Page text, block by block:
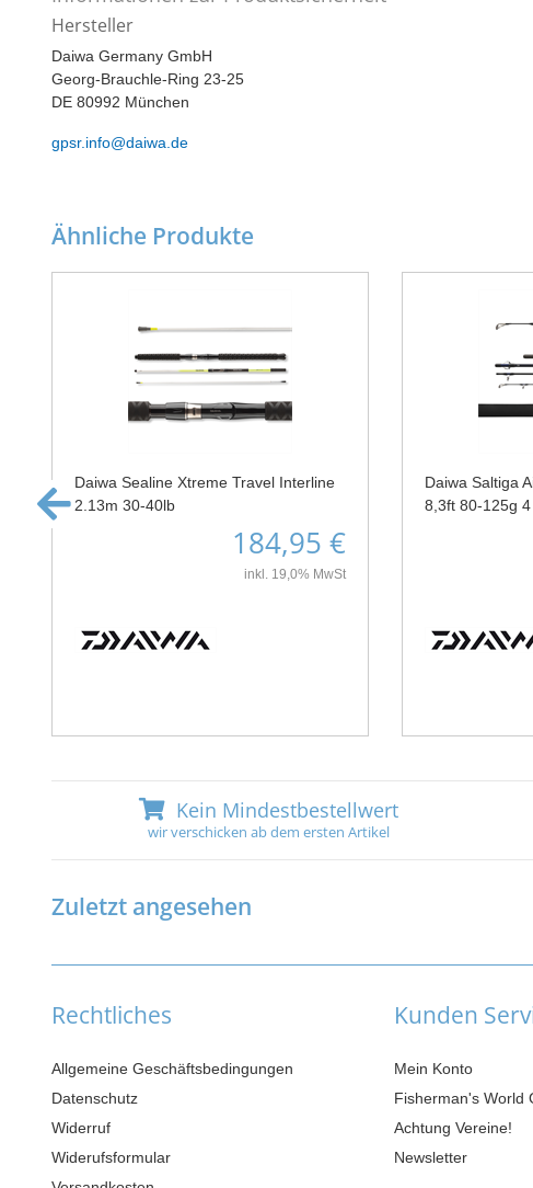
Hersteller
Daiwa Germany GmbH
Georg-Brauchle-Ring 23-25
DE 80992 München
gpsr.info@daiwa.de
Ähnliche Produkte
Daiwa Sealine Xtreme Travel Interline
2.13m 30-40lb
184,95 €
inkl. 19,0% MwSt
Daiwa Saltiga
8,3ft 80-125g 4
Kein Mindestbestellwert
wir verschicken ab dem ersten Artikel
Zuletzt angesehen
Rechtliches
Allgemeine Geschäftsbedingungen
Datenschutz
Widerruf
Widerufsformular
Kunden
Mein Konto
Fisherman's World
Achtung Vereine!
Newsletter